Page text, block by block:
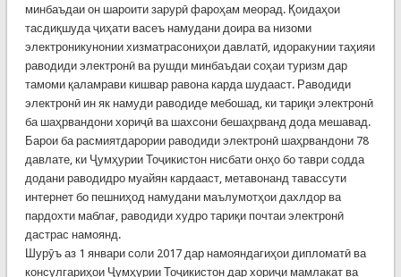
минбаъдаи он шароити зарурӣ фароҳам меорад. Қоидаҳои
тасдиқшуда ҷиҳати васеъ намудани доира ва низоми
электроникунонии хизматрасониҳои давлатӣ, идоракунии таҳияи
раводиди электронӣ ва рушди минбаъдаи соҳаи туризм дар
тамоми қаламрави кишвар равона карда шудааст. Раводиди
электронӣ ин як намуди раводиде мебошад, ки тариқи электронӣ
ба шаҳрвандони хориҷӣ ва шахсони бешаҳрванд дода мешавад.
Барои ба расмиятдарории раводиди электронӣ шаҳрвандони 78
давлате, ки Ҷумҳурии Тоҷикистон нисбати онҳо бо таври содда
додани раводидро муайян кардааст, метавонанд тавассути
интернет бо пешниҳод намудани маълумотҳои дахлдор ва
пардохти маблағ, раводиди худро тариқи почтаи электронӣ
дастрас намоянд.
Шурӯъ аз 1 январи соли 2017 дар намояндагиҳои дипломатӣ ва
консулгариҳои Ҷумҳурии Тоҷикистон дар хориҷи мамлакат ва